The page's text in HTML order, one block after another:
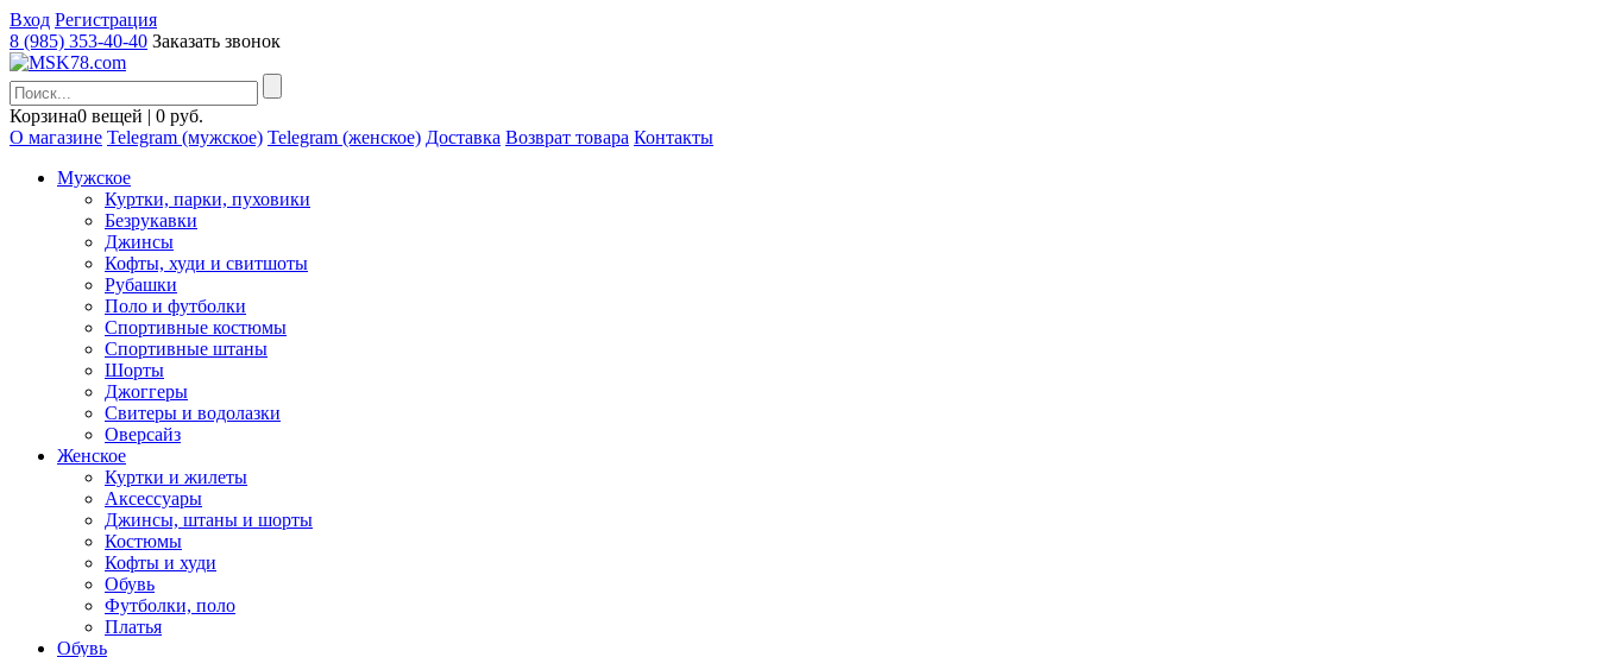
Вход Регистрация
8 (985) 353-40-40 Заказать звонок
Корзина0 вещей | 0 руб.
О магазине Telegram (мужское) Telegram (женское) Доставка Возврат товара Контакты
Мужское
Куртки, парки, пуховики
Безрукавки
Джинсы
Кофты, худи и свитшоты
Рубашки
Поло и футболки
Спортивные костюмы
Спортивные штаны
Шорты
Джоггеры
Свитеры и водолазки
Оверсайз
Женское
Куртки и жилеты
Аксессуары
Джинсы, штаны и шорты
Костюмы
Кофты и худи
Обувь
Футболки, поло
Платья
Обувь